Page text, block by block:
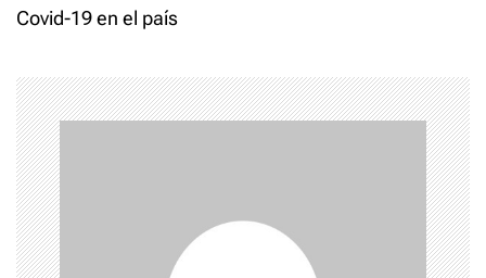
t
a
v
i
g
Covid-19 en el país